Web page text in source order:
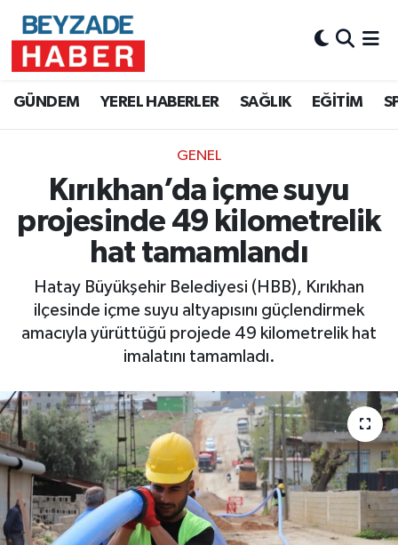
GÜNDEM YEREL HABERLER SAĞLIK EĞİTİM
GENEL
Kırıkhan’da içme suyu
projesinde 49 kilometrelik
hat tamamlandı
Hatay Büyükşehir Belediyesi (HBB), Kırıkhan
ilçesinde içme suyu altyapısını güçlendirmek
amacıyla yürüttüğü projede 49 kilometrelik hat
imalatını tamamladı.
Hava Durumu
Süper Lig Puan Durumu ve Fikstür
Tüm Manşetler
Son Dakika Haberleri
Haber Arşivi